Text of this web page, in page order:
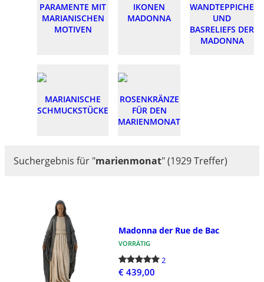
PARAMENTE MIT
MARIANISCHEN
MOTIVEN
IKONEN
MADONNA
WANDTEPPICHE
UND
BASRELIEFS DER
MADONNA
MARIANISCHE
SCHMUCKSTÜCKE
ROSENKRÄNZE
FÜR DEN
MARIENMONAT
Suchergebnis für "marienmonat"(1929 Treffer)
Madonna der Rue de Bac
VORRÄTIG
2
€ 439,00